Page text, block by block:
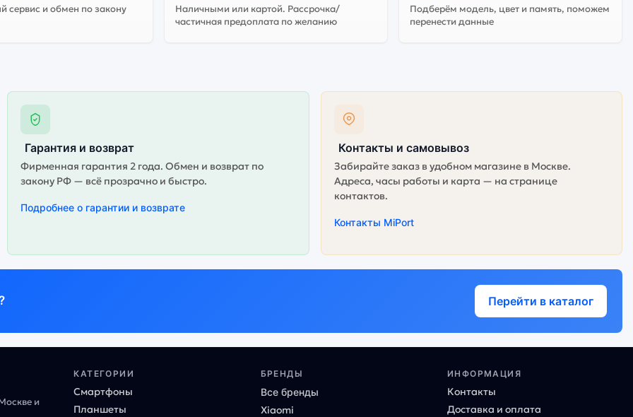
может стоить дешевле, но корректная работа сервисов не гарантируется.
сервис и обмен по закону
Наличными или картой. Рассрочка/
частичная предоплата по желанию
Подберём модель, цвет и память, поможем
перенести данные
Гарантия и возврат
Фирменная гарантия 2 года. Обмен и возврат по
закону РФ — всё прозрачно и быстро.
Подробнее о гарантии и возврате
Контакты и самовывоз
Забирайте заказ в удобном магазине в Москве.
Адреса, часы работы и карта — на странице
контактов.
Контакты MiPort
Перейти в каталог
и
КАТЕГОРИИ
Смартфоны
Планшеты
БРЕНДЫ
Все бренды
Xiaomi
ИНФОРМАЦИЯ
Контакты
Доставка и оплата